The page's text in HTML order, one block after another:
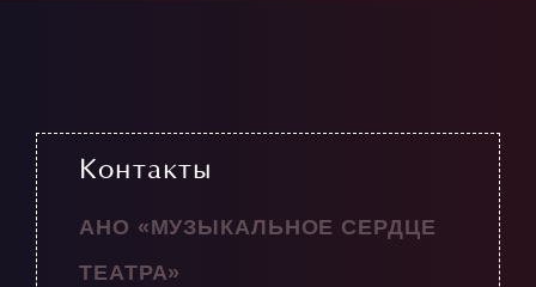
Контакты
АНО «МУЗЫКАЛЬНОЕ СЕРДЦЕ
ТЕАТРА»